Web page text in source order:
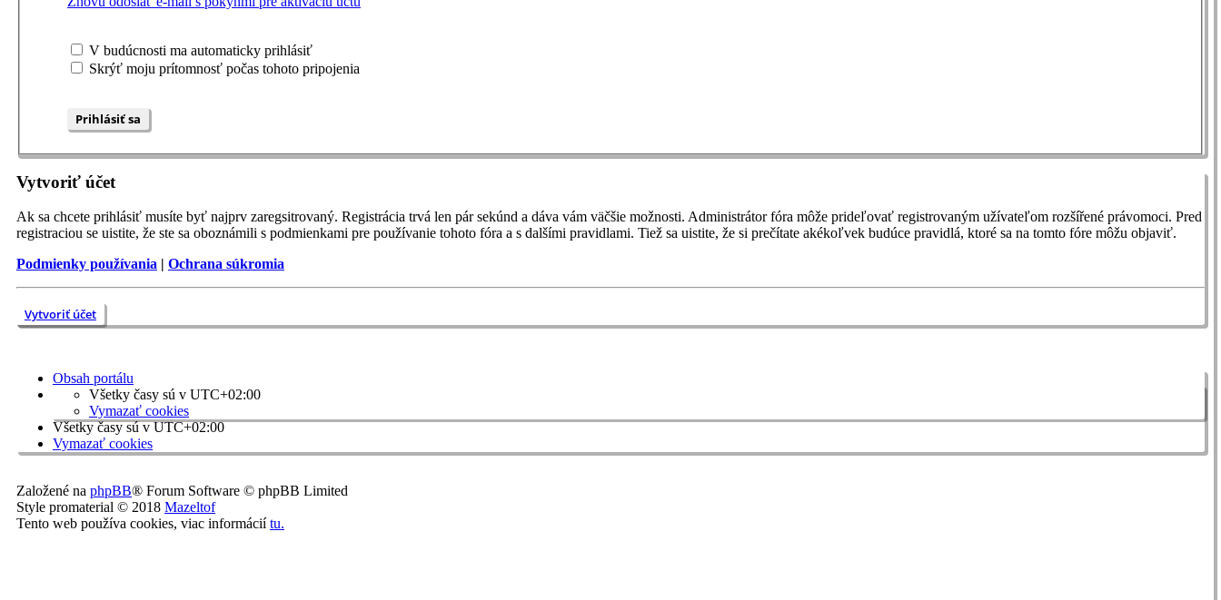
V budúcnosti ma automaticky prihlásiť
Skrýť moju prítomnosť počas tohoto pripojenia
Vytvoriť účet
Ak sa chcete prihlásiť musíte byť najprv zaregsitrovaný. Registrácia trvá len pár sekúnd a dáva vám väčšie možnosti. Administrátor fóra môže prideľovať registrovaným užívateľom rozšířené právomoci. Pred
registraciou se uistite, že ste sa oboznámili s podmienkami pre používanie tohoto fóra a s dalšími pravidlami. Tiež sa uistite, že si prečítate akékoľvek budúce pravidlá, ktoré sa na tomto fóre môžu objaviť.
Podmienky používania | Ochrana súkromia
Vytvoriť účet
Obsah portálu
Všetky časy sú v UTC+02:00
Vymazať cookies
Všetky časy sú vUTC+02:00
Vymazať cookies
Založené na phpBB® Forum Software © phpBB Limited
Style promaterial © 2018 Mazeltof
Tento web používa cookies, viac informáciítu.